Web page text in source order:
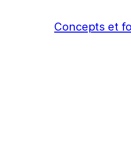
Concepts et